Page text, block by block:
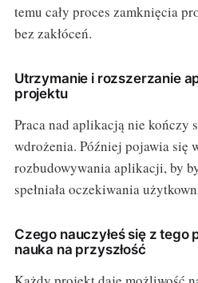
temu cały proces zamknięcia
bez zakłóceń.
Utrzymanie i rozszerzanie
projektu
Praca nad aplikacją nie kończy
wdrożenia. Później pojawia się
rozbudowywania aplikacji, by
spełniała oczekiwania
Czego nauczyłeś się z tego
nauka na przyszłość